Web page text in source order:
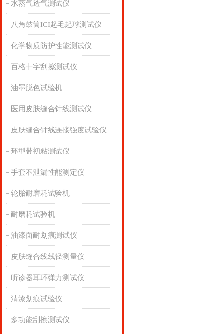
水蒸气透气测试仪
八角鼓筒ICI起毛起球测试仪
化学物质防护性能测试仪
百格十字刮擦测试仪
油墨脱色试验机
医用皮肤缝合针线测试仪
皮肤缝合针线连接强度试验仪
环型带初粘测试仪
手套不泄漏性能测定仪
轮胎耐磨耗试验机
耐磨耗试验机
油漆面耐划痕测试仪
皮肤缝合线线径测量仪
听诊器耳环弹力测试仪
清漆划痕试验仪
多功能刮擦测试仪